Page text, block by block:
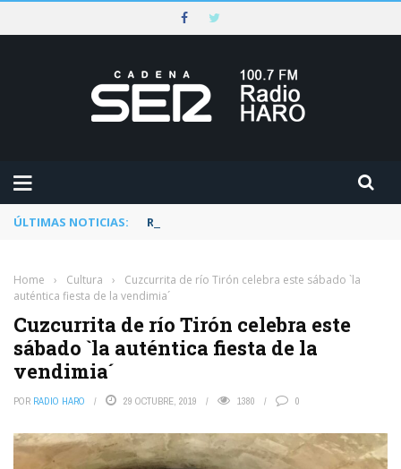
ÚLTIMAS NOTICIAS: Rescatado un ciclista accidentado en un
Home › Cultura ›
Cuzcurrita de río Tirón celebra este sábado `la
auténtica fiesta de la vendimia´
Cuzcurrita de río Tirón celebra este
sábado `la auténtica fiesta de la
vendimia´
POR RADIO HARO 29 OCTUBRE, 2019 1380 0